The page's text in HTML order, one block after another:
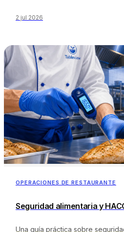
reclamaciones, la formación y
2 jul 2026
OPERACIONES DE RESTAURANTE
Seguridad alimentaria y
Una guía práctica sobre